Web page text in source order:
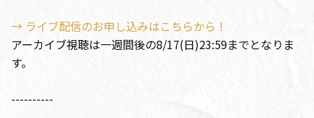
→ ライブ配信のお申し込みはこちらから！
アーカイブ視聴は一週間後の8/17(日)23:59までとなりま
す。
----------